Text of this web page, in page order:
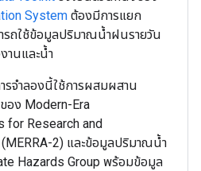
System ต้องมีการแยก
ารถใช้ข้อมูลปริมาณน้ำฝนรายวัน
านและน้ำ
จำลองนี้ใช้การผสมผสาน
อง Modern-Era
for Research and
2) และข้อมูลปริมาณน้ำ
Hazards Group พร้อมข้อมูล